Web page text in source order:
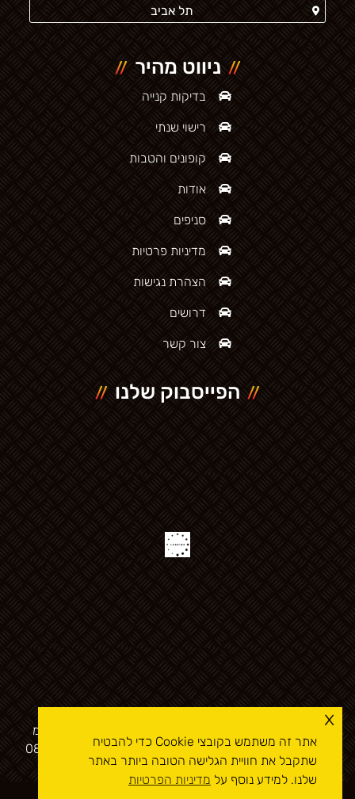
תל אביב
ניווט מהיר
בדיקות קנייה
רישוי שנתי
קופונים והטבות
אודות
סניפים
מדיניות פרטיות
הצהרת נגישות
דרושים
צור קשר
הפייסבוק שלנו
אתר זה משויך לחברת קומפיוטסט הנדסת ציוד לרכב בע"מ
אתר זה משתמש בקובצי Cookie כדי להבטיח
שתקבל את חוויית הגלישה הטובה ביותר באתר
שלנו. למידע נוסף על מדיניות הפרטיות
x